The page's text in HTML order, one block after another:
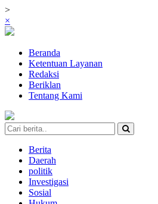
>
×
Beranda
Ketentuan Layanan
Redaksi
Beriklan
Tentang Kami
Berita
Daerah
politik
Investigasi
Sosial